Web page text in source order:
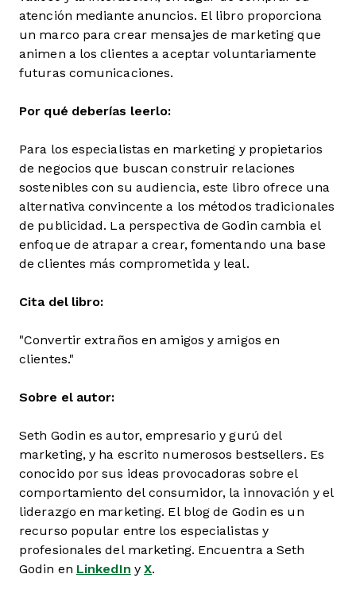
atención mediante anuncios. El libro proporciona
un marco para crear mensajes de marketing que
animen a los clientes a aceptar voluntariamente
futuras comunicaciones.
Por qué deberías leerlo:
Para los especialistas en marketing y propietarios
de negocios que buscan construir relaciones
sostenibles con su audiencia, este libro ofrece una
alternativa convincente a los métodos tradicionales
de publicidad. La perspectiva de Godin cambia el
enfoque de atrapar a crear, fomentando una base
de clientes más comprometida y leal.
Cita del libro:
"Convertir extraños en amigos y amigos en
clientes."
Sobre el autor:
Seth Godin es autor, empresario y gurú del
marketing, y ha escrito numerosos bestsellers. Es
conocido por sus ideas provocadoras sobre el
comportamiento del consumidor, la innovación y el
liderazgo en marketing. El blog de Godin es un
recurso popular entre los especialistas y
profesionales del marketing. Encuentra a Seth
Godin en LinkedIn yX.